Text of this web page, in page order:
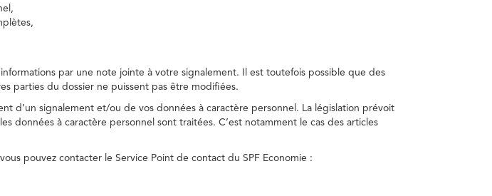
par une note jointe à votre signalement. Il est toutefois possible que des
parties du dossier ne puissent pas être modifiées.
d’un signalement et/ou de vos données à caractère personnel. La législation prévoit
données à caractère personnel sont traitées. C’est notamment le cas des articles
pouvez contacter le Service Point de contact du SPF Economie :